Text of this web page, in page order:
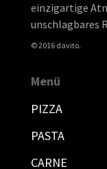
einzigartige
unschlagbares
© 2016 davito.
Menü
PIZZA
PASTA
CARNE